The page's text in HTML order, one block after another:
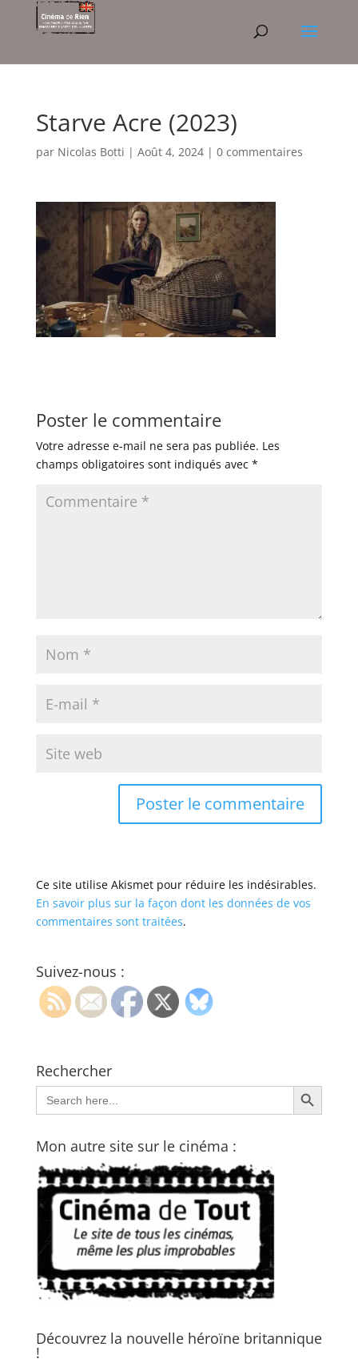
Starve Acre (2023)
par Nicolas Botti | Août 4, 2024| 0 commentaires
Poster le commentaire
Votre adresse e-mail ne sera pas publiée. Les
champs obligatoires sont indiqués avec *
Ce site utilise Akismet pour réduire les indésirables.
En savoir plus sur la façon dont les données de vos
commentaires sont traitées.
Suivez-nous :
Rechercher
Search
for:
Search Button
Mon autre site sur le cinéma :
Découvrez la nouvelle héroïne britannique
!